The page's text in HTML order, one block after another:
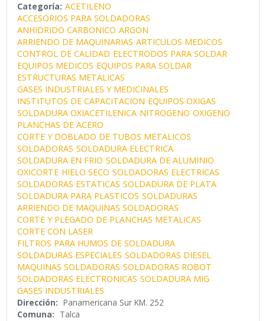
Categoría: ACETILENO
ACCESORIOS PARA SOLDADORAS
ANHIDRIDO CARBONICO ARGON
ARRIENDO DE MAQUINARIAS ARTICULOS MEDICOS
CONTROL DE CALIDAD ELECTRODOS PARA SOLDAR
EQUIPOS MEDICOS EQUIPOS PARA SOLDAR
ESTRUCTURAS METALICAS
GASES INDUSTRIALES Y MEDICINALES
INSTITUTOS DE CAPACITACION EQUIPOS OXIGAS
SOLDADURA OXIACETILENICA NITROGENO OXIGENO
PLANCHAS DE ACERO
CORTE Y DOBLADO DE TUBOS METALICOS
SOLDADORAS SOLDADURA ELECTRICA
SOLDADURA EN FRIO SOLDADURA DE ALUMINIO
OXICORTE HIELO SECO SOLDADORAS ELECTRICAS
SOLDADORAS ESTATICAS SOLDADURA DE PLATA
SOLDADURA PARA PLASTICOS SOLDADURAS
ARRIENDO DE MAQUINAS SOLDADORAS
CORTE Y PLEGADO DE PLANCHAS METALICAS
CORTE CON LASER
FILTROS PARA HUMOS DE SOLDADURA
SOLDADURAS ESPECIALES SOLDADORAS DIESEL
MAQUINAS SOLDADORAS SOLDADORAS ROBOT
SOLDADORAS ELECTRONICAS SOLDADURA MIG
GASES INDUSTRIALES
Dirección: Panamericana Sur KM. 252
Comuna: Talca